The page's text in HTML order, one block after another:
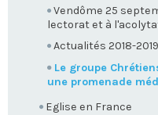
Vendôme 25
lectorat et à
Actualités 2018-2019
Le groupe
une promenade
Eglise en France